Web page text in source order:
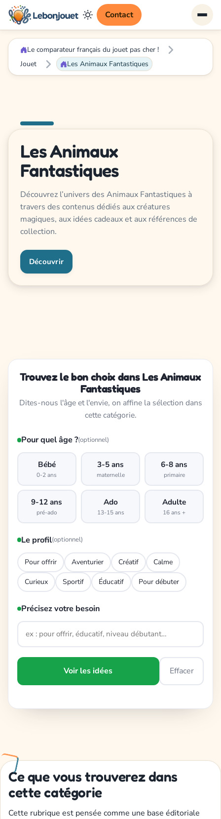
Contact
Le comparateur français du jouet pas cher !
Jouet
Les Animaux Fantastiques
Les Animaux
Fantastiques
Découvrez l’univers des Animaux Fantastiques à
travers des contenus dédiés aux créatures
magiques, aux idées cadeaux et aux références de
collection.
Découvrir
Trouvez le bon choix dans Les Animaux
Fantastiques
Dites-nous l'âge et l'envie, on affine la sélection dans
cette catégorie.
Pour quel âge ?(optionnel)
Bébé
0-2 ans
3-5 ans
maternelle
6-8 ans
primaire
9-12 ans
pré-ado
Ado
13-15 ans
Adulte
16 ans +
Le profil(optionnel)
Pour offrir Aventurier Créatif Calme
Curieux Sportif Éducatif Pour débuter
Précisez votre besoin
Voir les idées Effacer
Ce que vous trouverez dans
cette catégorie
Cette rubrique est pensée comme une base éditoriale